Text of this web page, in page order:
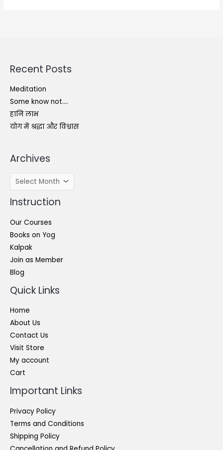
Recent Posts
Meditation
Some know not….
हानि लाभ
योग में श्रद्धा और विश्वास
Archives
Archives
Instruction
Our Courses
Books on Yog
Kalpak
Join as Member
Blog
Quick Links
Home
About Us
Contact Us
Visit Store
My account
Cart
Important Links
Privacy Policy
Terms and Conditions
Shipping Policy